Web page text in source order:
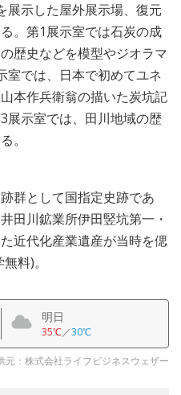
展示した屋外展示場、復元
。第1展示室では石炭の成
歴史などを模型やジオラマ
室では、日本で初めてユネ
本作兵衛翁の描いた炭坑記
展示室では、田川地域の歴
。
群として国指定史跡であ
田川鉱業所伊田竪坑第一・
近代化産業遺産が当時を偲
料)。
明日
35℃／30℃
元：株式会社ライフビジネスウェザー